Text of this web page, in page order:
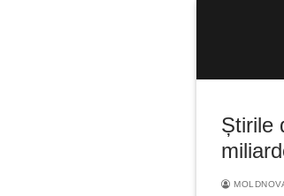
Știrile